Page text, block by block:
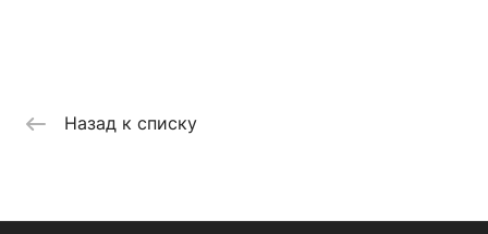
Назад к списку